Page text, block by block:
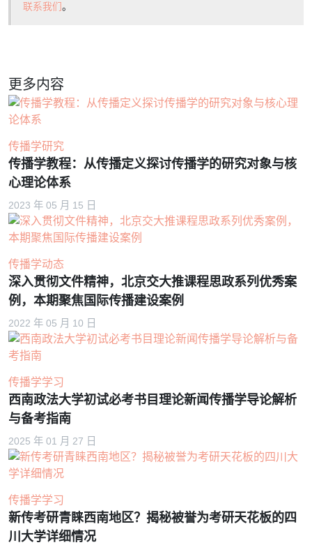
联系我们。
更多内容
传播学研究
传播学教程：从传播定义探讨传播学的研究对象与核
心理论体系
2023 年 05 月 15 日
传播学动态
深入贯彻文件精神，北京交大推课程思政系列优秀案
例，本期聚焦国际传播建设案例
2022 年 05 月 10 日
传播学学习
西南政法大学初试必考书目理论新闻传播学导论解析
与备考指南
2025 年 01 月 27 日
传播学学习
新传考研青睐西南地区？揭秘被誉为考研天花板的四
川大学详细情况